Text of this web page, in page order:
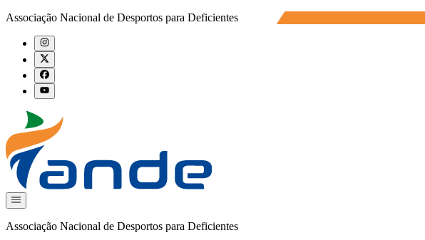
Associação Nacional de Desportos para Deficientes
Associação Nacional de Desportos para Deficientes